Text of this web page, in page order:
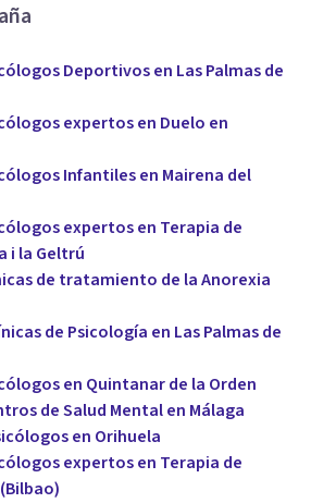
Deportivos en Las Palmas de
expertos en Duelo en
Infantiles en Mairena del
expertos en Terapia de
i la Geltrú
de tratamiento de la Anorexia
de Psicología en Las Palmas de
en Quintanar de la Orden
de Salud Mental en Málaga
en Orihuela
expertos en Terapia de